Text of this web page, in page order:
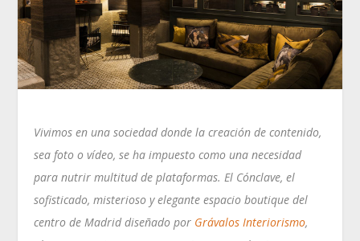
Vivimos en una sociedad donde la creación de contenido,
sea foto o vídeo, se ha impuesto como una necesidad
para nutrir multitud de plataformas. El Cónclave, el
sofisticado, misterioso y elegante espacio boutique del
centro de Madrid diseñado por Grávalos Interiorismo,